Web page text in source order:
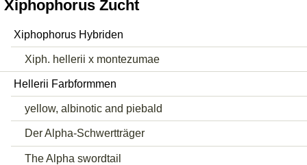
Xiphophorus Zucht
Xiphophorus Hybriden
Xiph. hellerii x montezumae
Hellerii Farbformmen
yellow, albinotic and piebald
Der Alpha-Schwertträger
The Alpha swordtail